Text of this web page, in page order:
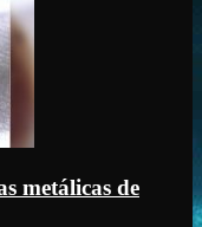
metálicas de